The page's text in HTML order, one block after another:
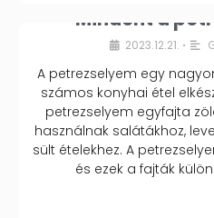
Mindent a
2023.12.21. •
A petrezselyem egy
számos konyhai étel
petrezselyem egyfajta
használnak salátákhoz,
sült ételekhez. A
és ezek a fajták